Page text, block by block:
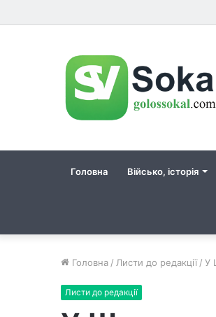
Головна Військо, історія
Головна / Листи до редакції / У
Листи до редакції